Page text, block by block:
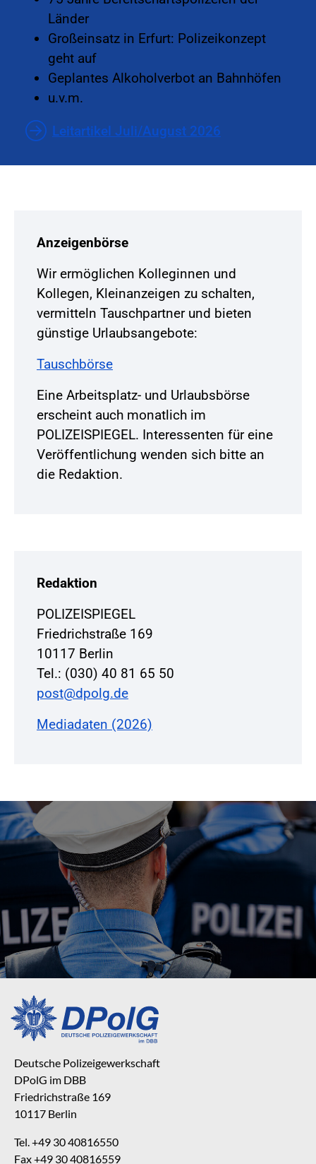
Länder
Großeinsatz in Erfurt: Polizeikonzept
geht auf
Geplantes Alkoholverbot an Bahnhöfen
u.v.m.
Leitartikel Juli/August 2026
Anzeigenbörse
Wir ermöglichen Kolleginnen und
Kollegen, Kleinanzeigen zu schalten,
vermitteln Tauschpartner und bieten
günstige Urlaubsangebote:
Tauschbörse
Eine Arbeitsplatz- und Urlaubsbörse
erscheint auch monatlich im
POLIZEISPIEGEL. Interessenten für eine
Veröffentlichung wenden sich bitte an
die Redaktion.
Redaktion
POLIZEISPIEGEL
Friedrichstraße 169
10117 Berlin
Tel.: (030) 40 81 65 50
post@dpolg.de
Mediadaten (2026)
Deutsche Polizeigewerkschaft
DPolG im DBB
Friedrichstraße 169
10117 Berlin
Tel. +49 30 40816550
Fax +49 30 40816559